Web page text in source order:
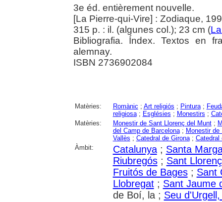
3e éd. entièrement nouvelle.
[La Pierre-qui-Vire] : Zodiaque,
315 p. : il. (algunes col.); 23 cm (
Bibliografia. Índex. Textos en
alemnay.
ISBN 2736902084
Matèries: Romànic ; Art religiós ; Pintura;
religiosa; Esglésies ; Monestirs ;
Matèries:
Monestir de Sant Llorenç del Munt;
del Camp de Barcelona; Monestir
Vallès ; Catedral de Girona; Catedral
Àmbit:
Catalunya; Santa
Riubregós; Sant
Fruitós de Bages; Sant
Llobregat; Sant Jaume
de Boí, la ; Seu d'Urgell,